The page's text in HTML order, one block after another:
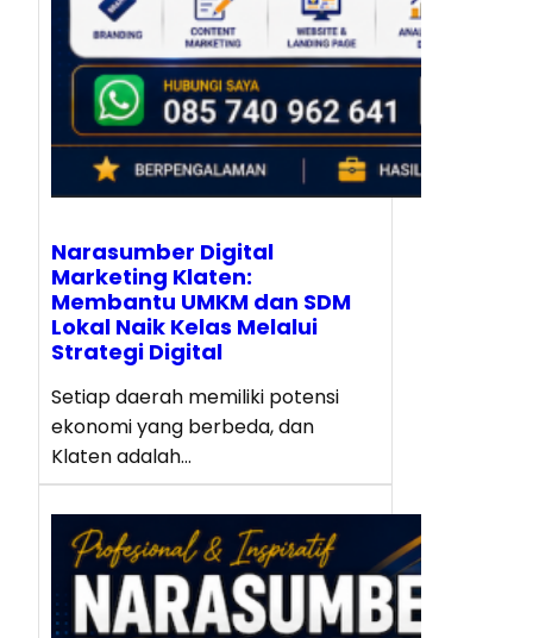
Narasumber Digital
Marketing Klaten:
Membantu UMKM dan SDM
Lokal Naik Kelas Melalui
Strategi Digital
Setiap daerah memiliki potensi
ekonomi yang berbeda, dan
Klaten adalah…